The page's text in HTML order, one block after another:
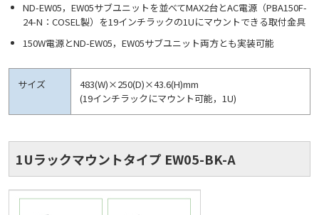
ND-EW05，EW05サブユニットを並べてMAX2台とAC電源（PBA150F-
24-N：COSEL製）を19インチラックの1Uにマウントできる取付金具
150W電源とND-EW05，EW05サブユニット両方とも実装可能
サイズ
483(W)×250(D)×43.6(H)mm
(19インチラックにマウント可能，1U)
1Uラックマウントタイプ EW05-BK-A